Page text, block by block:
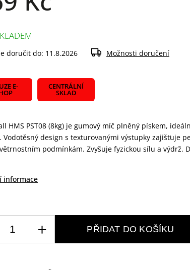
E- CENTRÁLNÍ
SKLAD
HMS PST08 (8kg) je gumový míč plněný pískem,
Vodotěsný design s texturovanými výstupky zajišťuje
podmínkám. Zvyšuje fyzickou sílu a výdrž.
informace
doručit do: 11.8.2026 Možnosti doručení
PŘIDAT DO KOŠÍKU